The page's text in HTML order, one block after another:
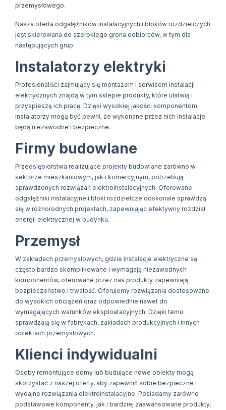
przemysłowego.
Nasza oferta odgałęźników instalacyjnych i bloków rozdzielczych
jest skierowana do szerokiego grona odbiorców, w tym dla
następujących grup:
Instalatorzy elektryki
Profesjonaliści zajmujący się montażem i serwisem instalacji
elektrycznych znajdą w tym sklepie produkty, które ułatwią i
przyspieszą ich pracę. Dzięki wysokiej jakości komponentom
instalatorzy mogą być pewni, że wykonane przez nich instalacje
będą niezawodne i bezpieczne.
Firmy budowlane
Przedsiębiorstwa realizujące projekty budowlane zarówno w
sektorze mieszkaniowym, jak i komercyjnym, potrzebują
sprawdzonych rozwiązań elektroinstalacyjnych. Oferowane
odgałęźniki instalacyjne i bloki rozdzielcze doskonale sprawdzą
się w różnorodnych projektach, zapewniając efektywny rozdział
energii elektrycznej w budynku.
Przemysł
W zakładach przemysłowych, gdzie instalacje elektryczne są
często bardzo skomplikowane i wymagają niezawodnych
komponentów, oferowane przez nas produkty zapewniają
bezpieczeństwo i trwałość. Oferujemy rozwiązania dostosowane
do wysokich obciążeń oraz odpowiednie nawet do
wymagających warunków eksploatacyjnych. Dzięki temu
sprawdzają się w fabrykach, zakładach produkcyjnych i innych
obiektach przemysłowych.
Klienci indywidualni
Osoby remontujące domy lub budujące nowe obiekty mogą
skorzystać z naszej oferty, aby zapewnić sobie bezpieczne i
wydajne rozwiązania elektroinstalacyjne. Posiadamy zarówno
podstawowe komponenty, jak i bardziej zaawansowane produkty,